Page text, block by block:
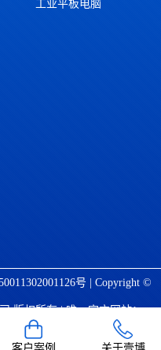
工业平板电脑
号 | Copyright ©
版权所有 | 唯一官方网站：
谨防仿冒！